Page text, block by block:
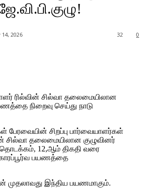
2026 0
32
ரில்வின் சில்வா தலைமையிலான
நிறைவு செய்து நாடு
பேரவையின் சிறப்பு பார்வையாளர்கள்
சில்வா தலைமையிலான குழுவினர்
தொடக்கம், 12,ஆம் திகதி வரை
பயணத்தை
முதலாவது இந்திய பயணமாகும்.